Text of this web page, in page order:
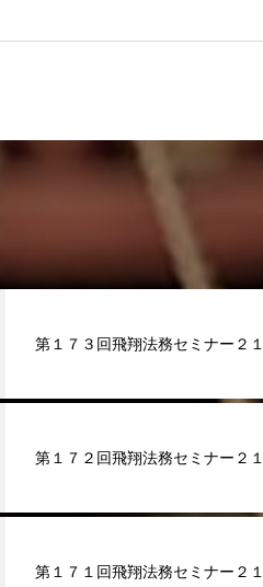
第１７３回飛翔法務セミナー２１
第１７２回飛翔法務セミナー２１
第１７１回飛翔法務セミナー２１